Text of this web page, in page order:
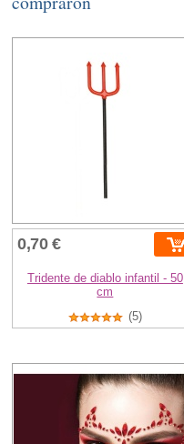
0,70 €
Tridente de diablo infantil - 50
cm
(5)